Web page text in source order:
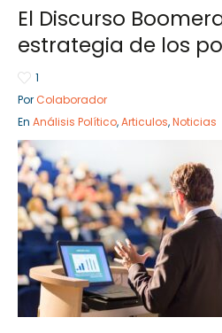
Sector Público
Servicios
El Discurso
estrategia de los
1
Por Colaborador
En Análisis Político,Articulos,Noticias